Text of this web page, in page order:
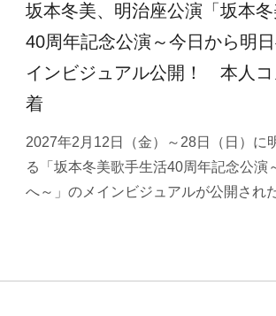
坂本冬美、明治座公演「坂本
40周年記念公演～今日から明
インビジュアル公開！ 本人コ
着
2027年2月12日（金）～28日（日）に
る「坂本冬美歌手生活40周年記念公演
へ～」のメインビジュアルが公開され